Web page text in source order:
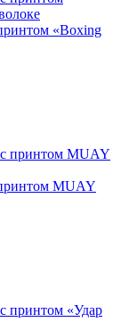
«Boxing
MUAY